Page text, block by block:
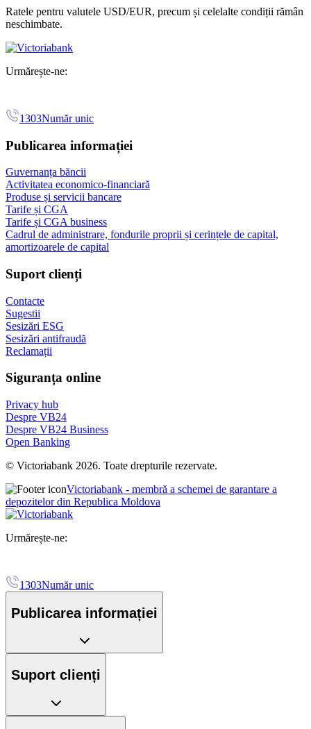
Ratele pentru valutele USD/EUR, precum și celelalte condiții rămân
neschimbate.
Urmărește-ne:
1303Număr unic
Publicarea informației
Guvernanța băncii
Activitatea economico-financiară
Produse și servicii bancare
Tarife și CGA
Tarife și CGA business
Cadrul de administrare, fondurile proprii și cerințele de capital,
amortizoarele de capital
Suport clienți
Contacte
Sugestii
Sesizări ESG
Sesizări antifraudă
Reclamații
Siguranța online
Privacy hub
Despre VB24
Despre VB24 Business
Open Banking
© Victoriabank 2026. Toate drepturile rezervate.
Victoriabank - membră a schemei de garantare a
depozitelor din Republica Moldova
Urmărește-ne:
1303Număr unic
Publicarea informației
Suport clienți